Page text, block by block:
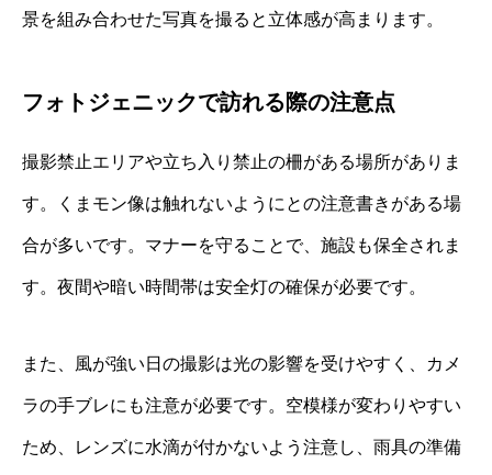
景を組み合わせた写真を撮ると立体感が高まります。
フォトジェニックで訪れる際の注意点
撮影禁止エリアや立ち入り禁止の柵がある場所がありま
す。くまモン像は触れないようにとの注意書きがある場
合が多いです。マナーを守ることで、施設も保全されま
す。夜間や暗い時間帯は安全灯の確保が必要です。
また、風が強い日の撮影は光の影響を受けやすく、カメ
ラの手ブレにも注意が必要です。空模様が変わりやすい
ため、レンズに水滴が付かないよう注意し、雨具の準備